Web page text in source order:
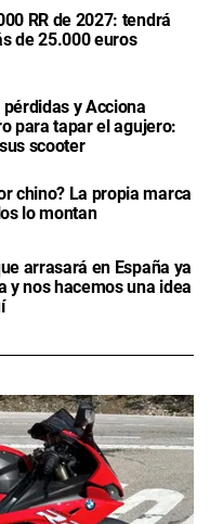
RR de 2027: tendrá
de 25.000 euros
y Acciona
para tapar el agujero:
scooter
chino? La propia marca
lo montan
arrasará en España ya
y nos hacemos una idea